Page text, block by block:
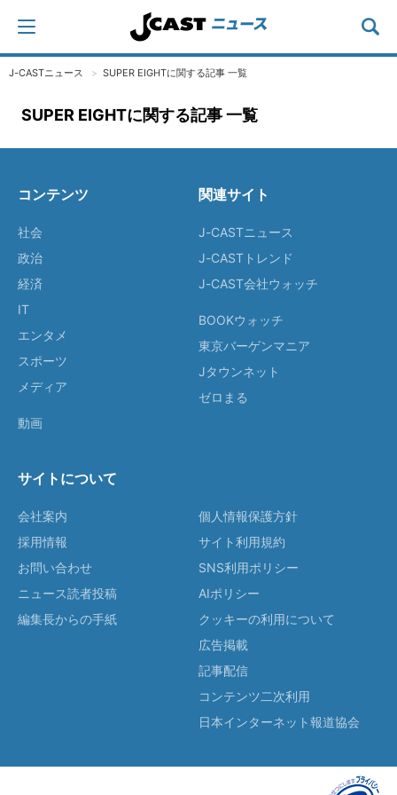
J-CASTニュース SUPER EIGHTに関する記事 一覧
SUPER EIGHTに関する記事 一覧
コンテンツ
社会
政治
経済
IT
エンタメ
スポーツ
メディア
動画
関連サイト
J-CASTニュース
J-CASTトレンド
J-CAST会社ウォッチ
BOOKウォッチ
東京バーゲンマニア
Jタウンネット
ゼロまる
サイトについて
会社案内
採用情報
お問い合わせ
ニュース読者投稿
編集長からの手紙
個人情報保護方針
サイト利用規約
SNS利用ポリシー
AIポリシー
クッキーの利用について
広告掲載
記事配信
コンテンツ二次利用
日本インターネット報道協会